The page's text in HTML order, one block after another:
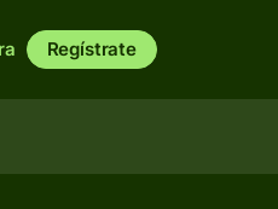
Regístrate